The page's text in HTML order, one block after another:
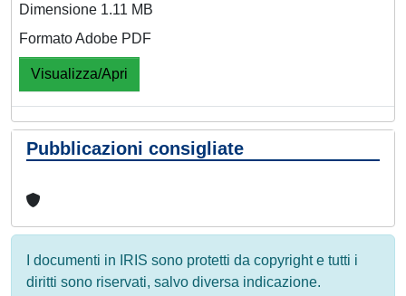
Dimensione 1.11 MB
Formato Adobe PDF
Visualizza/Apri
Pubblicazioni consigliate
I documenti in IRIS sono protetti da copyright e tutti i
diritti sono riservati, salvo diversa indicazione.